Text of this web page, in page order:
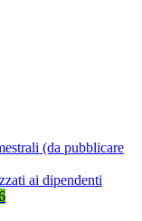
(da pubblicare
ai dipendenti